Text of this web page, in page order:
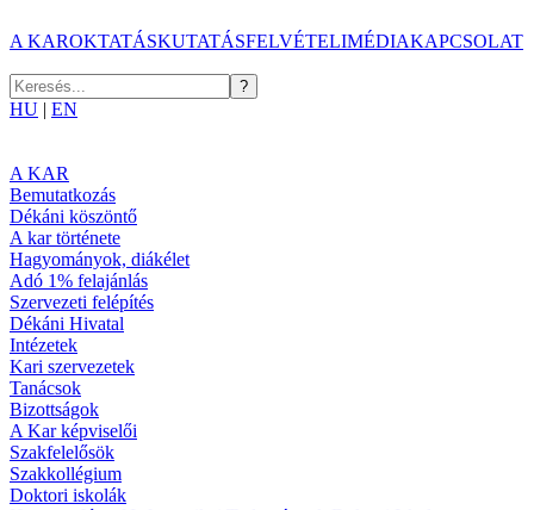
A KAROKTATÁSKUTATÁSFELVÉTELIMÉDIAKAPCSOLAT
HU | EN
A KAR
Bemutatkozás
Dékáni köszöntő
A kar története
Hagyományok, diákélet
Adó 1% felajánlás
Szervezeti felépítés
Dékáni Hivatal
Intézetek
Kari szervezetek
Tanácsok
Bizottságok
A Kar képviselői
Szakfelelősök
Szakkollégium
Doktori iskolák